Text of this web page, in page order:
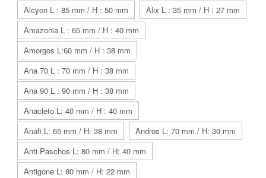
Alcyon L : 85 mm / H : 50 mm
Alix L : 35 mm / H : 27 mm
Amazonia L : 65 mm / H : 40 mm
Amorgos L:60 mm / H : 38 mm
Ana 70 L : 70 mm / H : 38 mm
Ana 90 L : 90 mm / H : 38 mm
Anacleto L: 40 mm / H : 40 mm
Anafi L: 65 mm / H: 38 mm
Andros L: 70 mm / H: 30 mm
Anti Paschos L: 80 mm / H: 40 mm
Antigone L: 80 mm / H: 22 mm